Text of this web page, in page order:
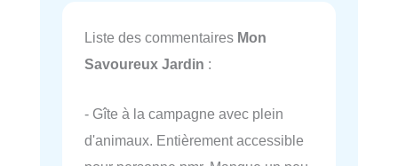
Liste des commentaires Mon
Savoureux Jardin :
- Gîte à la campagne avec plein
d'animaux. Entièrement accessible